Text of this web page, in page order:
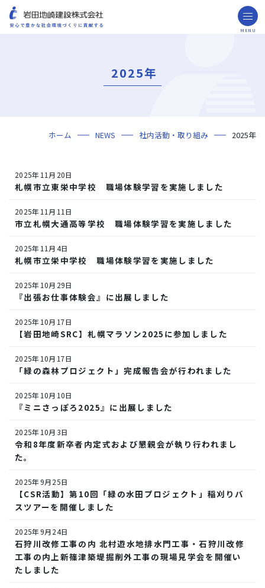
MENU
年代から探す
地域別で探す
用途区分から探す
GISマップシステム
Niseko Project
プロジェクトレポート
技術・ソリューション
海外事業
2025年
ホーム NEWS 社内活動・取り組み 2025年
2025年11月20日
札幌市立東栄中学校 職場体験学習を実施しました
2025年11月11日
市立札幌大通高等学校 職場体験学習を実施しました
2025年11月4日
札幌市立栄中学校 職場体験学習を実施しました
2025年10月29日
『出張お仕事体験会』に出展しました
2025年10月17日
【岩田地崎SRC】札幌マラソン2025に参加しました
2025年10月17日
「緑の森林プロジェクト」完成報告会が行われました
2025年10月10日
『ミニさっぽろ2025』に出展しました
2025年10月3日
令和8年度新卒者内定式および懇親会が執り行われまし
た。
2025年9月25日
【CSR活動】第10回「緑の水田プロジェクト」稲刈りバ
スツアーを開催しました
2025年9月24日
石狩川改修工事の内 北村遊水地排水門工事・石狩川改修
工事の内上新篠津築堤掘削外工事の現場見学会を開催い
たしました